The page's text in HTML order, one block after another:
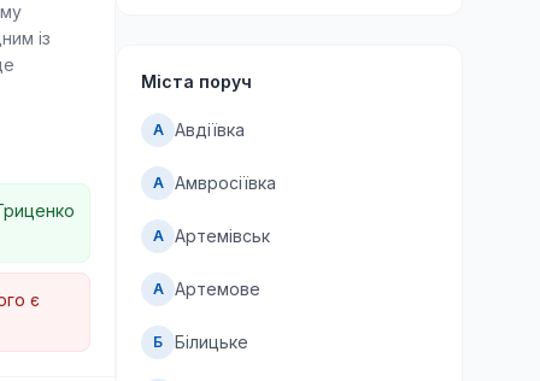
із
є
Міста поруч
А Авдіївка
А Амвросіївка
А Артемівськ
А Артемове
Б Білицьке